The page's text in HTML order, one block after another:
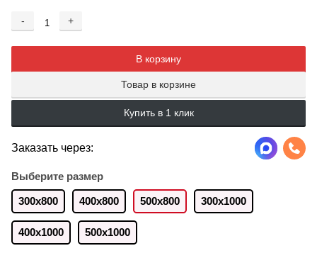
-
+
В корзину
Товар в корзине
Купить в 1 клик
Заказать через:
Выберите размер
300х800 400х800 500х800 300х1000
400x1000 500х1000